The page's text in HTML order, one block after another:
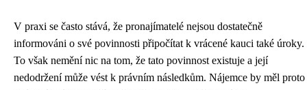
V praxi se často stává, že pronajímatelé nejsou dostatečně
informováni o své povinnosti připočítat k vrácené kauci také úroky.
To však nemění nic na tom, že tato povinnost existuje a její
nedodržení může vést k právním následkům. Nájemce by měl proto